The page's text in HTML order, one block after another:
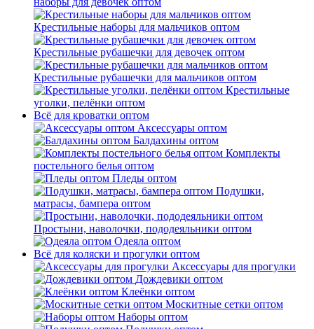
Крестильные наборы для мальчиков оптом
Крестильные рубашечки для девочек оптом
Крестильные рубашечки для мальчиков оптом
Крестильные
уголки, пелёнки оптом
Всё для кроватки оптом
Аксессуары оптом
Балдахины оптом
Комплекты
постельного белья оптом
Пледы оптом
Подушки,
матрасы, бампера оптом
Простыни, наволочки, пододеяльники оптом
Одеяла оптом
Всё для коляски и прогулки оптом
Аксессуары для прогулки
Дождевики оптом
Клеёнки оптом
Москитные сетки оптом
Наборы оптом